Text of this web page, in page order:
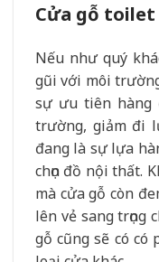
Cửa gỗ toilet
Nếu như quý
gũi với môi
sự ưu tiên hàng
trường, giảm đi
đang là sự lựa
chọn đồ nội thất.
mà cửa gỗ còn
lên vẻ sang trọng
gỗ cũng sẽ có có